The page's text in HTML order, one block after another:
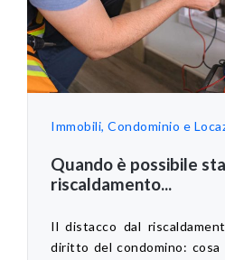
Immobili, Condominio e
Quando è possibile
riscaldamento...
Il distacco dal
diritto del condomino: cosa